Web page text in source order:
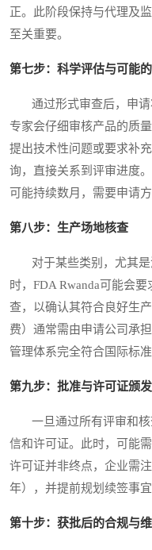
正。此阶段保持与代理及
至关重要。
第七步：科学评估与可能
通过形式审查后，申请
专家会仔细审核产品的质
提出技术性问题或要求补
询，直接关系到评审进度
可能持续数月，需要申请
第八步：生产场地核查
对于某些类别，尤其是
时，FDA Rwanda可能会
查，以确认其符合良好生
费）通常需由申请公司承
管理体系完全符合国际标
第九步：批准与许可证颁发
一旦通过所有评审和核
信和许可证。此时，可能
许可证并非终点，企业需
年），并提前规划续签事宜
第十步：获批后的合规与